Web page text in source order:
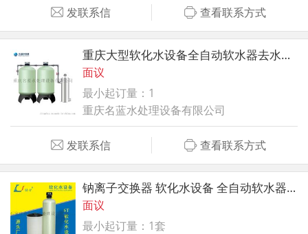
发联系信 查看联系方式
重庆大型软化水设备全自动软水器去水垢 环保耐用
面议
最小起订量：1
重庆名蓝水处理设备有限公司
发联系信 查看联系方式
钠离子交换器 软化水设备 全自动软水器 软水机
面议
最小起订量：1套